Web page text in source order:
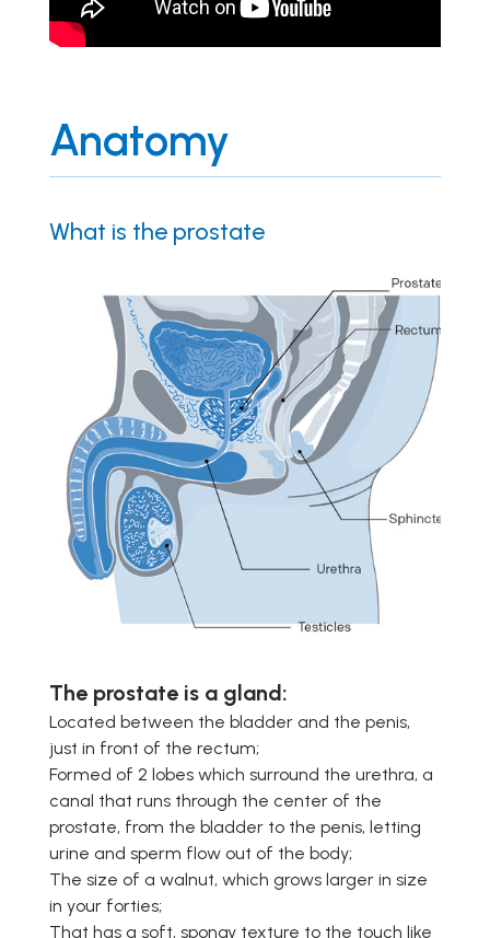
Anatomy
What is the prostate
The prostate is a gland:
Located between the bladder and the penis,
just in front of the rectum;
Formed of 2 lobes which surround the urethra, a
canal that runs through the center of the
prostate, from the bladder to the penis, letting
urine and sperm flow out of the body;
The size of a walnut, which grows larger in size
in your forties;
That has a soft, spongy texture to the touch like